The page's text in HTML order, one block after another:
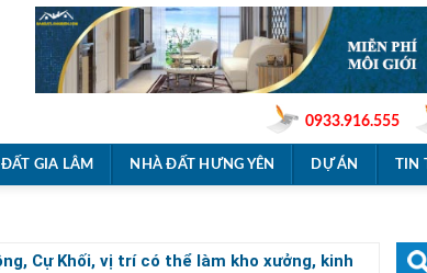
0933.916.555
GIA LÂM NHÀ ĐẤT HƯNG YÊN DỰ ÁN TIN
Cự Khối, vị trí có thể làm kho xưởng, kinh